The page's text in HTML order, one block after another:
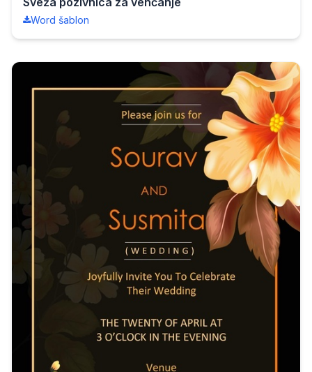
Word šablon